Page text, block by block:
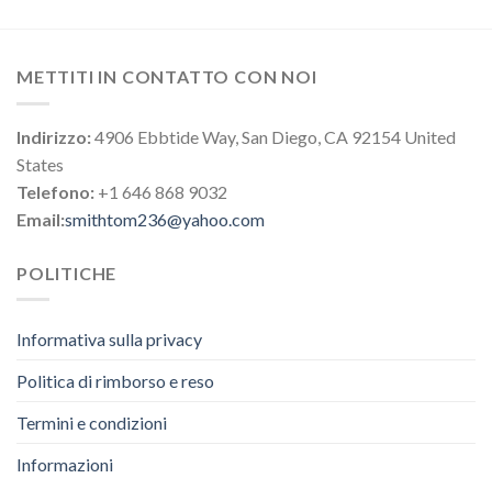
METTITI IN CONTATTO CON NOI
Indirizzo:4906 Ebbtide Way, San Diego, CA 92154 United
States
Telefono: +1 646 868 9032
Email:smithtom236@yahoo.com
POLITICHE
Informativa sulla privacy
Politica di rimborso e reso
Termini e condizioni
Informazioni